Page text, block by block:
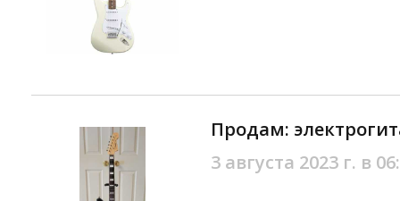
Продам:
3 августа 2023 г. в